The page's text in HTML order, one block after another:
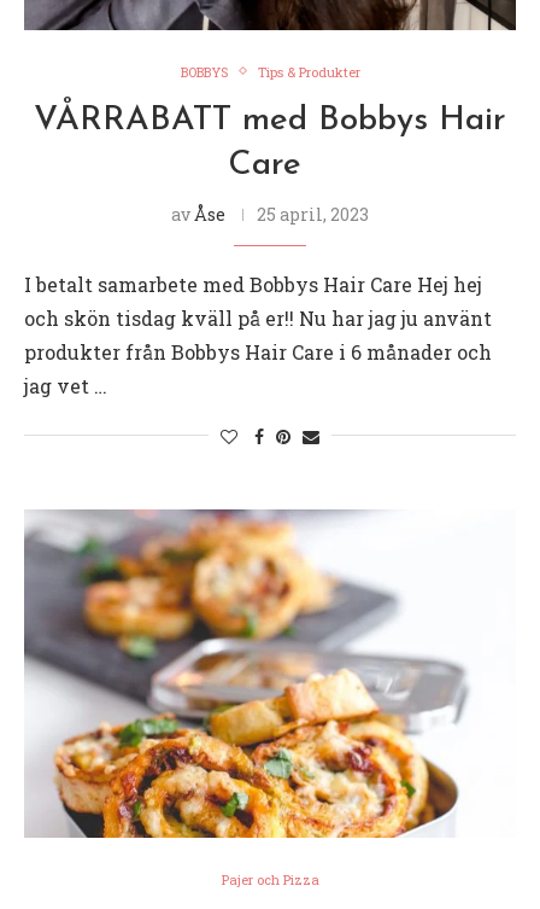
BOBBYS Tips & Produkter
VÅRRABATT med Bobbys Hair
Care
av Åse 25 april, 2023
I betalt samarbete med Bobbys Hair Care Hej hej
och skön tisdag kväll på er!! Nu har jag ju använt
produkter från Bobbys Hair Care i 6 månader och
jag vet …
Pajer och Pizza